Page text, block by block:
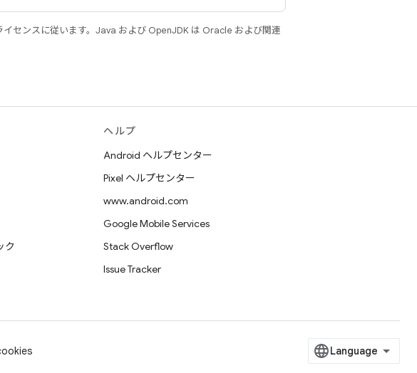
イセンスに従います。Java および OpenJDK は Oracle および関連
ク
ヘルプ
Android ヘルプセンター
Pixel ヘルプセンター
www.android.com
Google Mobile Services
Stack Overflow
Issue Tracker